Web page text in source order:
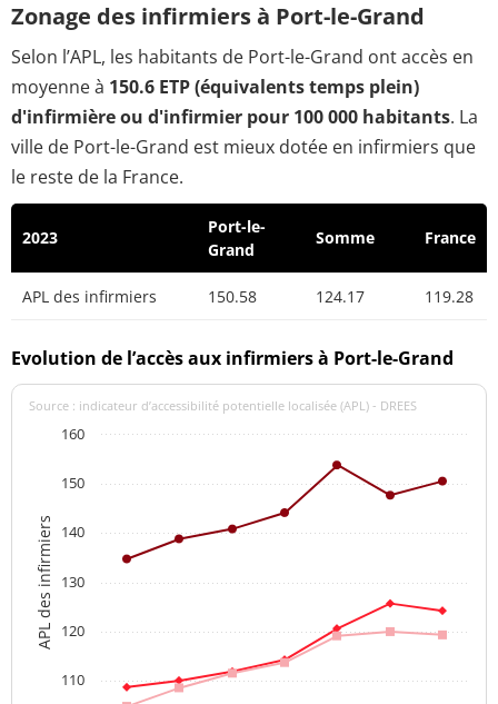
Zonage des infirmiers à Port-le-Grand
Selon l’APL, les habitants de Port-le-Grand ont accès en
moyenne à 150.6 ETP (équivalents temps plein)
d'infirmière ou d'infirmier pour 100 000 habitants. La
ville de Port-le-Grand est mieux dotée en infirmiers que
le reste de la France.
2023
Port-le-
Grand
Somme France
APL des infirmiers 150.58 124.17 119.28
Evolution de l’accès aux infirmiers à Port-le-Grand
APL des infirmiers
Source : indicateur d’accessibilité potentielle localisée (APL) - DREES
110
120
130
140
150
160